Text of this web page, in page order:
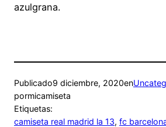
azulgrana.
Publicado9 diciembre, 2020en
pormicamiseta
Etiquetas:
camiseta real madrid la 13, fc